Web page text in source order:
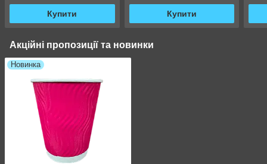
Купити Купити
Акційні пропозиції та новинки
Новинка